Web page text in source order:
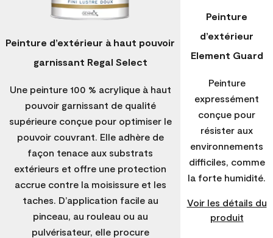
Peinture d’extérieur à haut pouvoir
garnissant Regal Select
Une peinture 100 % acrylique à haut
pouvoir garnissant de qualité
supérieure conçue pour optimiser le
pouvoir couvrant. Elle adhère de
façon tenace aux substrats
extérieurs et offre une protection
accrue contre la moisissure et les
taches. D’application facile au
pinceau, au rouleau ou au
pulvérisateur, elle procure
Peinture
d’extérieur
Element Guard
Peinture
expressément
conçue pour
résister aux
environnements
difficiles, comme
la forte humidité.
Voir les détails du
produit